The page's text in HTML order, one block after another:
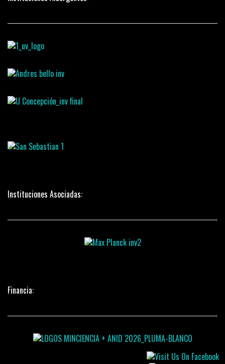
Instituciones Asociadas:
Financia: